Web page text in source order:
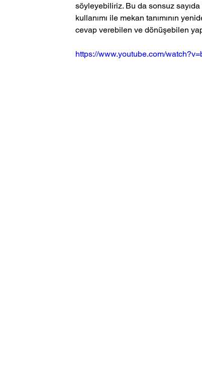
söyleyebiliriz. Bu da sonsuz
kullanımı ile mekan tanımının
cevap verebilen ve dönüşebilen
https://www.youtube.com/